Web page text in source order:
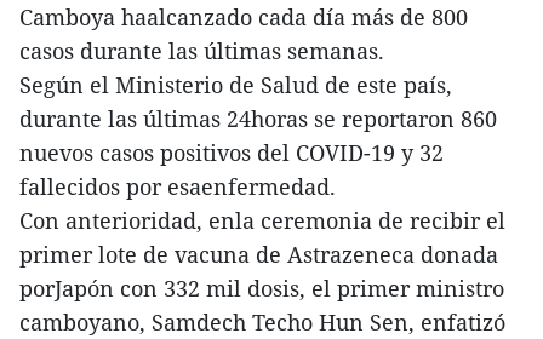
Camboya haalcanzado cada día más de 800
casos durante las últimas semanas.
Según el Ministerio de Salud de este país,
durante las últimas 24horas se reportaron 860
nuevos casos positivos del COVID-19 y 32
fallecidos por esaenfermedad.
Con anterioridad, enla ceremonia de recibir el
primer lote de vacuna de Astrazeneca donada
porJapón con 332 mil dosis, el primer ministro
camboyano, Samdech Techo Hun Sen, enfatizó